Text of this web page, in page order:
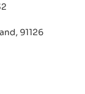
91126